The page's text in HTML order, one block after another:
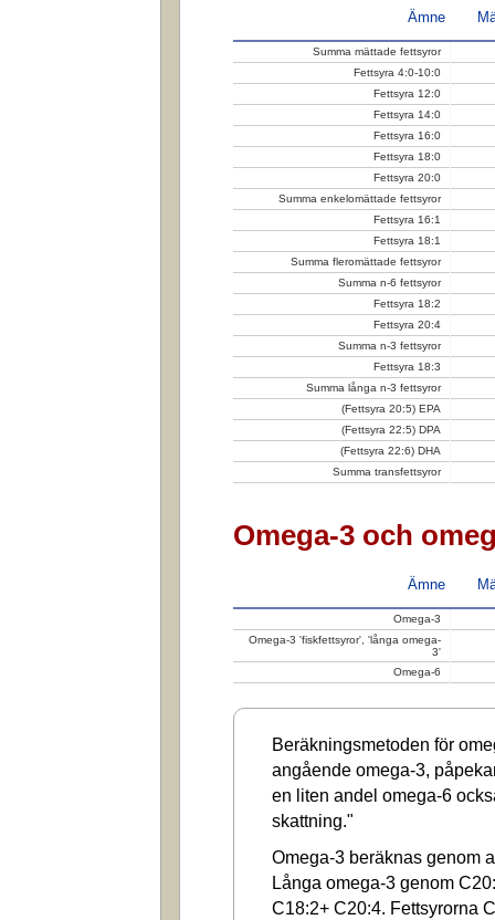
Ämne
Summa mättade fettsyror
Fettsyra 4:0-10:0
Fettsyra 12:0
Fettsyra 14:0
Fettsyra 16:0
Fettsyra 18:0
Fettsyra 20:0
Summa enkelomättade fettsyror
Fettsyra 16:1
Fettsyra 18:1
Summa fleromättade fettsyror
Summa n-6 fettsyror
Fettsyra 18:2
Fettsyra 20:4
Summa n-3 fettsyror
Fettsyra 18:3
Summa långa n-3 fettsyror
(Fettsyra 20:5) EPA
(Fettsyra 22:5) DPA
(Fettsyra 22:6) DHA
Summa transfettsyror
Omega-3 och
Ämne
Omega-3
Omega-3 'fiskfettsyror', 'långa omega-
3'
Omega-6
Beräkningsmetoden för
angående omega-3,
en liten andel omega-6
skattning."
Omega-3 beräknas genom
Långa omega-3 genom
C18:2+ C20:4. Fettsyrorna